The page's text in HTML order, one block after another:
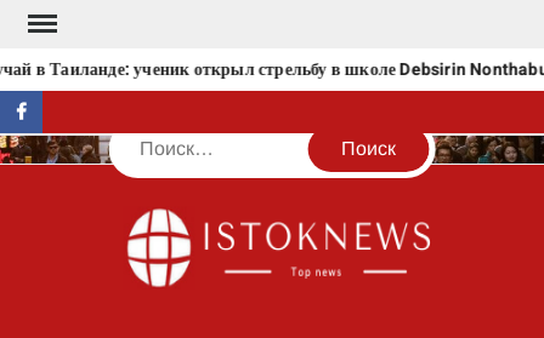
Перейти
содержимому
в Таиланде: ученик открыл стрельбу в школе Debsirin
facebook
Поиск